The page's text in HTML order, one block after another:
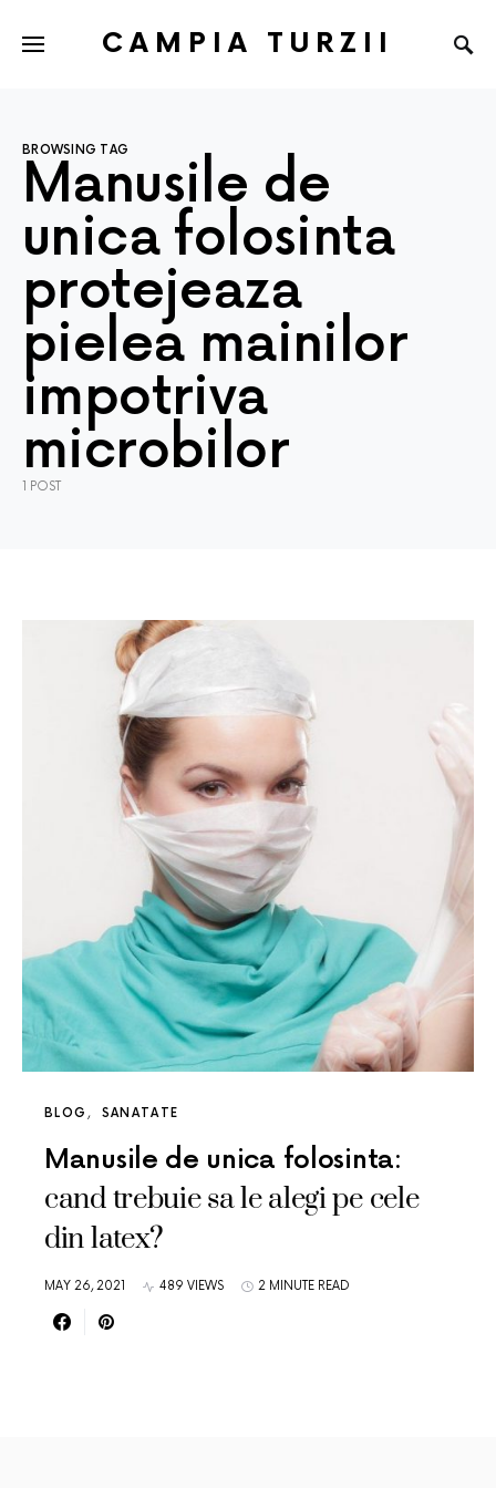
CAMPIA TURZII
BROWSING TAG
Manusile de
unica folosinta
protejeaza
pielea mainilor
impotriva
microbilor
1 POST
BLOG SANATATE
Manusile de unica folosinta:
cand trebuie sa le alegi pe cele
din latex?
MAY 26, 2021 489 VIEWS 2 MINUTE READ